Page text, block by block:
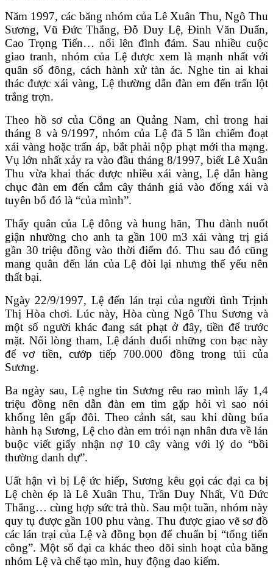
Năm 1997, các băng nhóm của Lê Xuân Thu, Ngô Thu
Sương, Vũ Đức Thắng, Đỗ Duy Lệ, Đinh Văn Duẩn,
Cao Trọng Tiến… nổi lên đình đám. Sau nhiều cuộc
giao tranh, nhóm của Lệ được xem là mạnh nhất với
quân số đông, cách hành xử tàn ác. Nghe tin ai khai
thác được xái vàng, Lệ thường dẫn đàn em đến trấn lột
trắng trợn.
Theo hồ sơ của Công an Quảng Nam, chỉ trong hai
tháng 8 và 9/1997, nhóm của Lệ đã 5 lần chiếm đoạt
xái vàng hoặc trấn áp, bắt phải nộp phạt mới tha mạng.
Vụ lớn nhất xảy ra vào đầu tháng 8/1997, biết Lê Xuân
Thu vừa khai thác được nhiều xái vàng, Lệ dẫn hàng
chục đàn em đến cắm cây thánh giá vào đống xái và
tuyên bố đó là “của mình”.
Thấy quân của Lệ đông và hung hãn, Thu đành nuốt
giận nhường cho anh ta gần 100 m3 xái vàng trị giá
gần 30 triệu đồng vào thời điểm đó. Thu sau đó cũng
mang quân đến lán của Lệ đòi lại nhưng thế yếu nên
thất bại.
Ngày 22/9/1997, Lệ đến lán trại của người tình Trịnh
Thị Hòa chơi. Lúc này, Hòa cùng Ngô Thu Sương và
một số người khác đang sát phạt ở đây, tiền để trước
mặt. Nổi lòng tham, Lệ đánh đuổi những con bạc này
để vơ tiền, cướp tiếp 700.000 đồng trong túi của
Sương.
Ba ngày sau, Lệ nghe tin Sương rêu rao mình lấy 1,4
triệu đồng nên dẫn đàn em tìm gặp hỏi vì sao nói
khống lên gấp đôi. Theo cảnh sát, sau khi dùng búa
hành hạ Sương, Lệ cho đàn em trói nạn nhân đưa về lán
buộc viết giấy nhận nợ 10 cây vàng với lý do “bồi
thường danh dự”.
Uất hận vì bị Lệ ức hiếp, Sương kêu gọi các đại ca bị
Lệ chèn ép là Lê Xuân Thu, Trần Duy Nhất, Vũ Đức
Thắng… cùng hợp sức trả thù. Sau một tuần, nhóm này
quy tụ được gần 100 phu vàng. Thu được giao vẽ sơ đồ
các lán trại của Lệ và đồng bọn để chuẩn bị “tổng tiến
công”. Một số đại ca khác theo dõi sinh hoạt của băng
nhóm Lệ và chế tạo mìn, huy động dao kiếm.